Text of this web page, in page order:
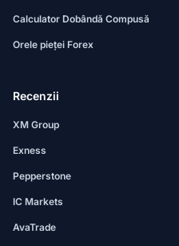
Calculator Dobândă Compusă
Orele pieței Forex
Recenzii
XM Group
Exness
Pepperstone
IC Markets
AvaTrade